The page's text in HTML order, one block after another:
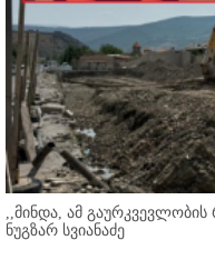
,,მინდა, ამ
ნუგზარ სვიანაძე